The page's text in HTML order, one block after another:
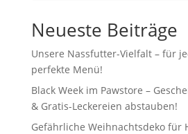
Neueste Beiträge
Unsere Nassfutter-Vielfalt – für
perfekte Menü!
Black Week im Pawstore –
& Gratis-Leckereien abstauben!
Gefährliche Weihnachtsdeko für